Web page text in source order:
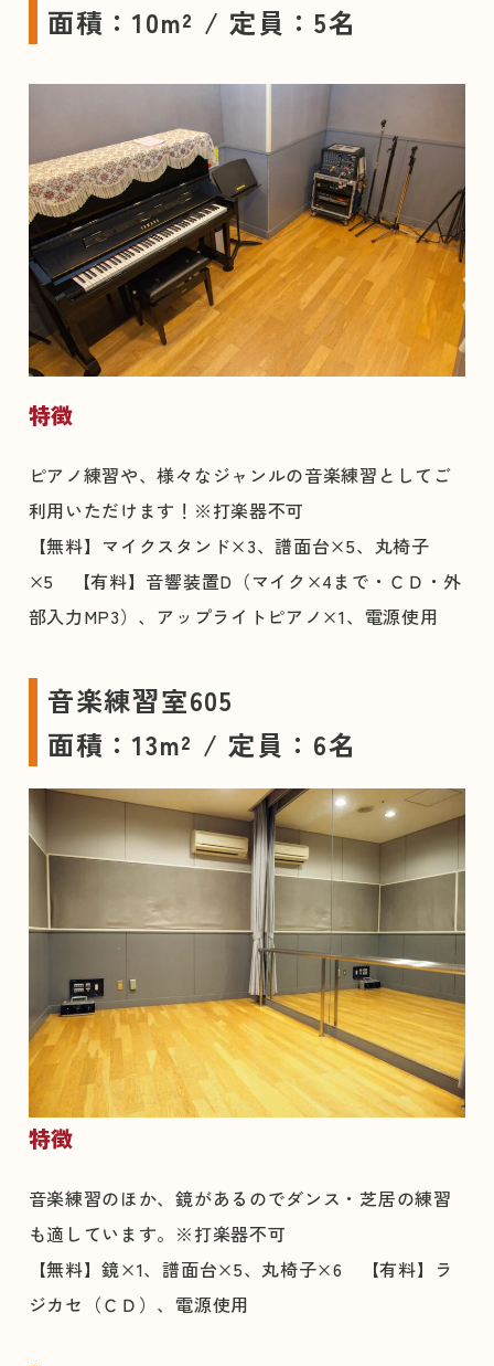
面積：10m² / 定員：5名
特徴
ピアノ練習や、様々なジャンルの音楽練習としてご
利用いただけます！※打楽器不可
【無料】マイクスタンド×3、譜面台×5、丸椅子
×5 【有料】音響装置D（マイク×4まで・ＣＤ・外
部入力MP3）、アップライトピアノ×1、電源使用
音楽練習室605
面積：13m² / 定員：6名
特徴
音楽練習のほか、鏡があるのでダンス・芝居の練習
も適しています。※打楽器不可
【無料】鏡×1、譜面台×5、丸椅子×6 【有料】ラ
ジカセ（ＣＤ）、電源使用